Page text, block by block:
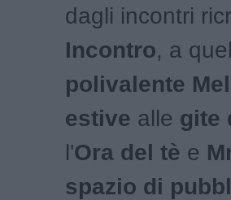
dagli incontri
Incontro, a
polivalente
estive alle gite
l'Ora del tè e
spazio di